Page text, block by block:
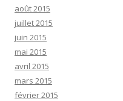
août 2015
juillet 2015
juin 2015
mai 2015
avril 2015
mars 2015
février 2015